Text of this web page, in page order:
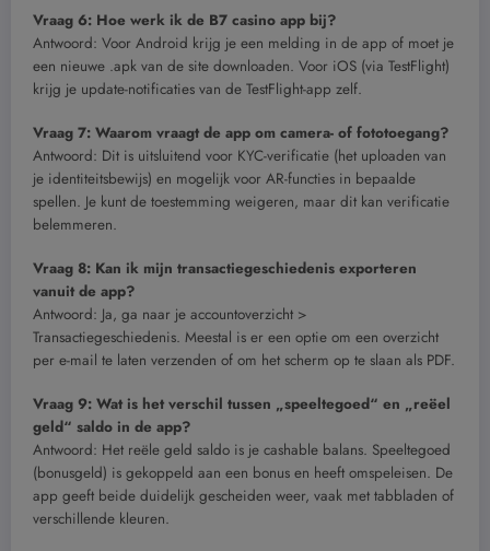
Vraag 6: Hoe werk ik de B7 casino app bij?
Antwoord: Voor Android krijg je een melding in de app of moet je
een nieuwe .apk van de site downloaden. Voor iOS (via TestFlight)
krijg je update-notificaties van de TestFlight-app zelf.
Vraag 7: Waarom vraagt de app om camera- of fototoegang?
Antwoord: Dit is uitsluitend voor KYC-verificatie (het uploaden van
je identiteitsbewijs) en mogelijk voor AR-functies in bepaalde
spellen. Je kunt de toestemming weigeren, maar dit kan verificatie
belemmeren.
Vraag 8: Kan ik mijn transactiegeschiedenis exporteren
vanuit de app?
Antwoord: Ja, ga naar je accountoverzicht >
Transactiegeschiedenis. Meestal is er een optie om een overzicht
per e-mail te laten verzenden of om het scherm op te slaan als PDF.
Vraag 9: Wat is het verschil tussen „speeltegoed“ en „reëel
geld“ saldo in de app?
Antwoord: Het reële geld saldo is je cashable balans. Speeltegoed
(bonusgeld) is gekoppeld aan een bonus en heeft omspeleisen. De
app geeft beide duidelijk gescheiden weer, vaak met tabbladen of
verschillende kleuren.